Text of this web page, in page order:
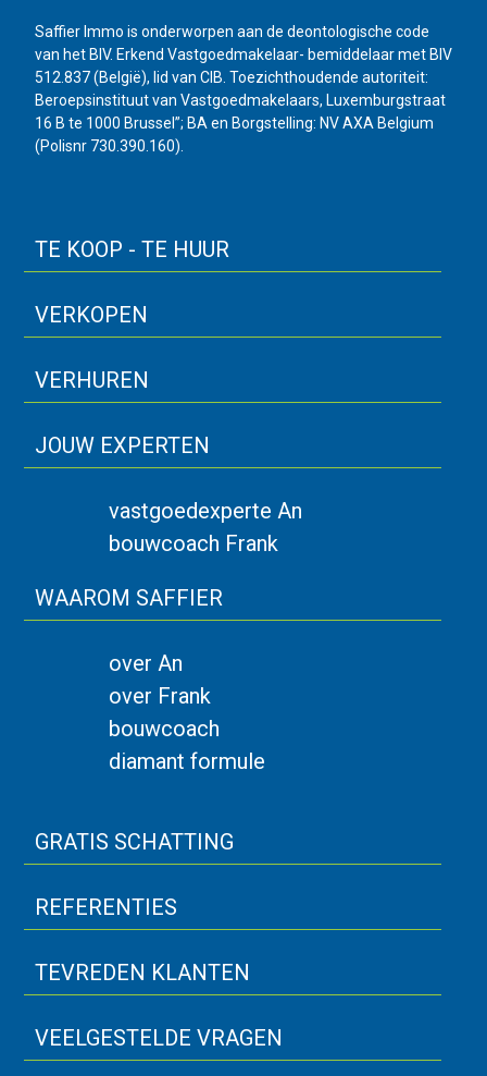
Saffier Immo is onderworpen aan de deontologische code
van het BIV. Erkend Vastgoedmakelaar- bemiddelaar met BIV
512.837 (België), lid van CIB. Toezichthoudende autoriteit:
Beroepsinstituut van Vastgoedmakelaars, Luxemburgstraat
16 B te 1000 Brussel”; BA en Borgstelling: NV AXA Belgium
(Polisnr 730.390.160).
TE KOOP - TE HUUR
VERKOPEN
VERHUREN
JOUW EXPERTEN
vastgoedexperte An
bouwcoach Frank
WAAROM SAFFIER
over An
over Frank
bouwcoach
diamant formule
GRATIS SCHATTING
REFERENTIES
TEVREDEN KLANTEN
VEELGESTELDE VRAGEN